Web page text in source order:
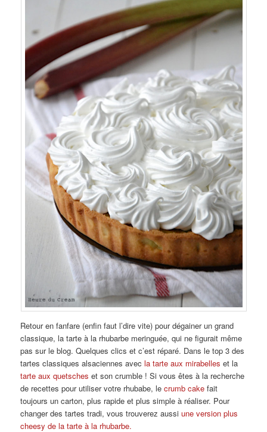
Retour en fanfare (enfin faut l’dire vite) pour dégainer un grand
classique, la tarte à la rhubarbe meringuée, qui ne figurait même
pas sur le blog. Quelques clics et c’est réparé. Dans le top 3 des
tartes classiques alsaciennes avecla tarte aux mirabelles et la
tarte aux quetscheset son crumble ! Si vous êtes à la recherche
de recettes pour utiliser votre rhubabe, lecrumb cake fait
toujours un carton, plus rapide et plus simple à réaliser. Pour
changer des tartes tradi, vous trouverez aussi une version plus
cheesy de la tarte à la rhubarbe.